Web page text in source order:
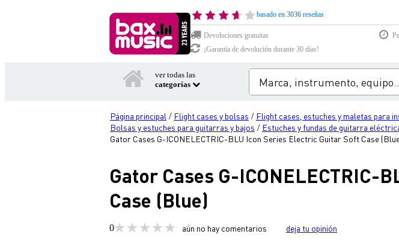
basado en 3036 reseñas
Devoluciones gratuitas
¡Garantía de devolución durante 30 días!
ver todas las
categorías
Página principal / Flight cases y bolsas / Flight cases, estuches y maletas para
Bolsas y estuches para guitarras y bajos / Estuches y fundas de guitarra
Gator Cases G-ICONELECTRIC-BLU Icon Series Electric Guitar Soft Case
Gator Cases G-ICONELECTRIC-
Case (Blue)
0 aún no hay comentarios deja tu opinión